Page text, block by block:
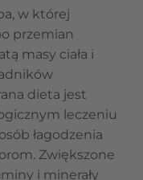
w której
przemian
masy ciała i
dieta jest
leczeniu
łagodzenia
Zwiększone
i minerały